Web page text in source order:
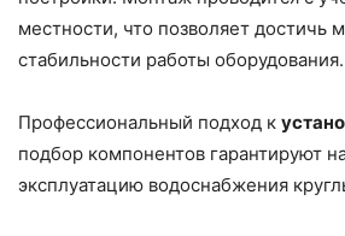
местности, что позволяет достичь
стабильности работы оборудования.
Профессиональный подход к
подбор компонентов гарантируют
эксплуатацию водоснабжения